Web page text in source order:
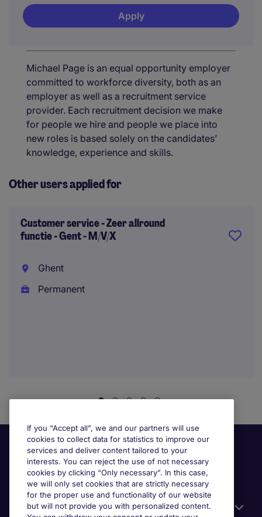
Apply
Michael Page is an equal opportunity employer
committed to workforce diversity, both as an
employer as well as a recruitment service
provider. Each recruitment decision we make
for people we hire and people we place into
new roles is based solely on the candidates’
knowledge, experience and skills.
Other users applied for
Customer service - Zeer allround
functie - Gent - M/V/X
Ghent
Permanent
Useful information
If you “Accept all”, we and our partners will use
cookies to collect data for statistics to improve our
services and deliver content tailored to your
interests. You can reject the use of not necessary
cookies by clicking “Only necessary”. In this case,
we will only set cookies that are strictly necessary
for the proper use and functionality of our website
but will not provide you with personalized content.